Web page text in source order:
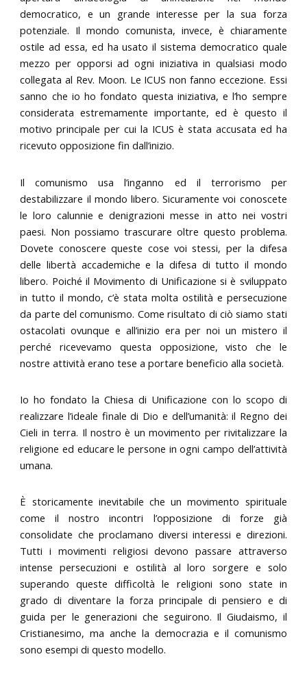
democratico, e un grande interesse per la sua forza
potenziale. Il mondo comunista, invece, è chiaramente
ostile ad essa, ed ha usato il sistema democratico quale
mezzo per opporsi ad ogni iniziativa in qualsiasi modo
collegata al Rev. Moon. Le ICUS non fanno eccezione. Essi
sanno che io ho fondato questa iniziativa, e l’ho sempre
considerata estremamente importante, ed è questo il
motivo principale per cui la ICUS è stata accusata ed ha
ricevuto opposizione fin dall’inizio.
Il comunismo usa l’inganno ed il terrorismo per
destabilizzare il mondo libero. Sicuramente voi conoscete
le loro calunnie e denigrazioni messe in atto nei vostri
paesi. Non possiamo trascurare oltre questo problema.
Dovete conoscere queste cose voi stessi, per la difesa
delle libertà accademiche e la difesa di tutto il mondo
libero. Poiché il Movimento di Unificazione si è sviluppato
in tutto il mondo, c’è stata molta ostilità e persecuzione
da parte del comunismo. Come risultato di ciò siamo stati
ostacolati ovunque e all’inizio era per noi un mistero il
perché ricevevamo questa opposizione, visto che le
nostre attività erano tese a portare beneficio alla società.
Io ho fondato la Chiesa di Unificazione con lo scopo di
realizzare l’ideale finale di Dio e dell’umanità: il Regno dei
Cieli in terra. Il nostro è un movimento per rivitalizzare la
religione ed educare le persone in ogni campo dell’attività
umana.
È storicamente inevitabile che un movimento spirituale
come il nostro incontri l’opposizione di forze già
consolidate che proclamano diversi interessi e direzioni.
Tutti i movimenti religiosi devono passare attraverso
intense persecuzioni e ostilità al loro sorgere e solo
superando queste difficoltà le religioni sono state in
grado di diventare la forza principale di pensiero e di
guida per le generazioni che seguirono. Il Giudaismo, il
Cristianesimo, ma anche la democrazia e il comunismo
sono esempi di questo modello.